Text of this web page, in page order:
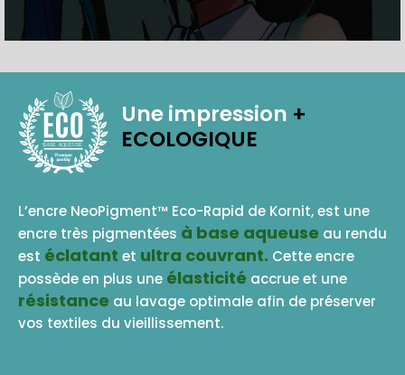
BASE AQUEUSE
Une impression +
ECOLOGIQUE
L’encre NeoPigment™ Eco-Rapid de Kornit, est une
encre très pigmentées à base aqueuse au rendu
est éclatant et ultra couvrant. Cette encre
possède en plus une élasticité accrue et une
résistance au lavage optimale afin de préserver
vos textiles du vieillissement.